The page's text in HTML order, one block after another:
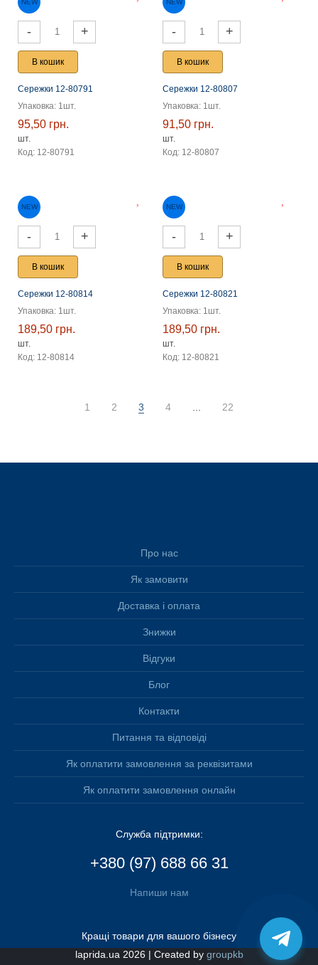
NEW
- +
В кошик
Сережки 12-80791
Упаковка: 1шт.
95,50 грн.
шт.
Код: 12-80791
- +
В кошик
Сережки 12-80807
Упаковка: 1шт.
91,50 грн.
шт.
Код: 12-80807
- +
В кошик
Сережки 12-80814
Упаковка: 1шт.
189,50 грн.
шт.
Код: 12-80814
- +
В кошик
Сережки 12-80821
Упаковка: 1шт.
189,50 грн.
шт.
Код: 12-80821
1 2 3 4 ... 22
Про нас
Як замовити
Доставка і оплата
Знижки
Відгуки
Блог
Контакти
Питання та відповіді
Як оплатити замовлення за реквізитами
Як оплатити замовлення онлайн
Служба підтримки:
+380 (97) 688 66 31
Напиши нам
Кращі товари для вашого бізнесу
laprida.ua 2026 | Created by groupkb